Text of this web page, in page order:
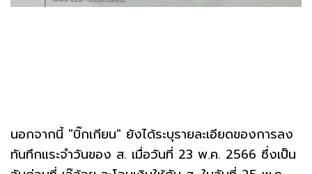
นอกจากนี้ "บิ๊กเกียน" ยังได้ระบุรายละเอียดของการลง
ทันทึกแระจำวันของ ส. เมื่อวันที่ 23 พ.ค. 2566 ซึ่งเป็น